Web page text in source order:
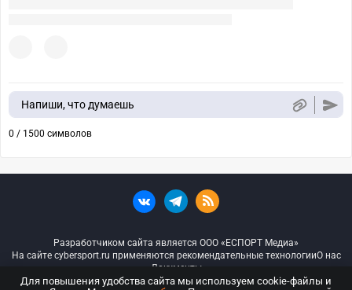
Напиши, что думаешь
0 / 1500 символов
Разработчиком сайта является ООО «ЕСПОРТ Медиа»
На сайте cybersport.ru применяются рекомендательные технологииО нас
Документы
Для повышения удобства сайта мы используем cookie-файлы и